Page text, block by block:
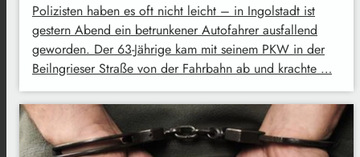
Polizisten haben es oft nicht leicht – in Ingolstadt ist
gestern Abend ein betrunkener Autofahrer ausfallend
geworden. Der 63-Jährige kam mit seinem PKW in der
Beilngrieser Straße von der Fahrbahn ab und krachte …